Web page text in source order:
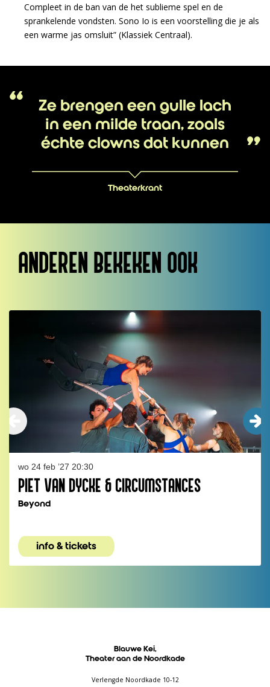
Compleet in de ban van de het sublieme spel en de
sprankelende vondsten. Sono Io is een voorstelling die je als
een warme jas omsluit” (Klassiek Centraal).
Ze brengen een gulle lach
in een milde traan, zoals
échte clowns dat kunnen
Theaterkrant
ANDEREN BEKEKEN OOK
PIET VAN DYCKE & CIRCUMSTANCES
Beyond
wo 24 feb ’27 20:30
info & tickets
Blauwe Kei,
Theater aan de Noordkade
Verlengde Noordkade 10-12